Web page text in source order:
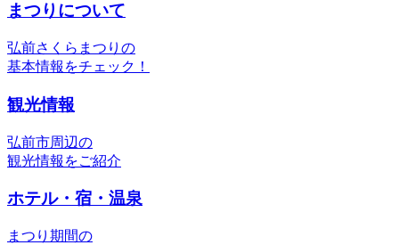
まつりについて
弘前さくらまつりの
基本情報をチェック！
観光情報
弘前市周辺の
観光情報をご紹介
ホテル・宿・温泉
まつり期間の